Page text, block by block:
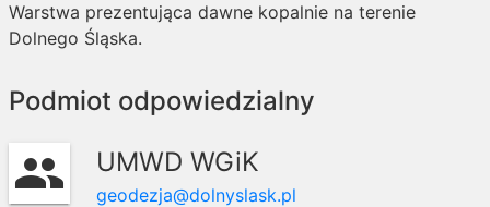
Warstwa prezentująca dawne kopalnie na terenie
Dolnego Śląska.
Podmiot odpowiedzialny
group UMWD WGiK
geodezja@dolnyslask.pl